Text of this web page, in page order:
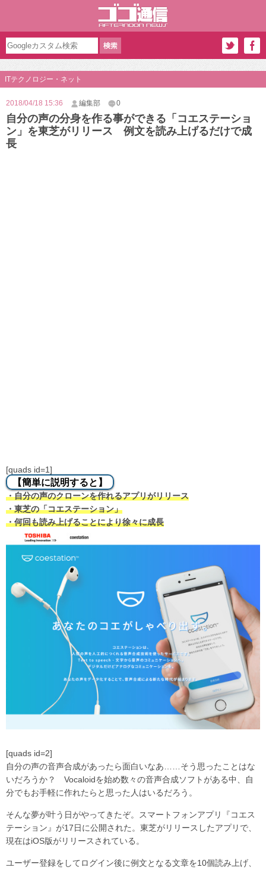
ITテクノロジー・ネット
2018/04/18 15:36 編集部 0
自分の声の分身を作る事ができる「コエステーショ
ン」を東芝がリリース 例文を読み上げるだけで成
長
[quads id=1]
【簡単に説明すると】
・自分の声のクローンを作れるアプリがリリース
・東芝の「コエステーション」
・何回も読み上げることにより徐々に成長
[quads id=2]
自分の声の音声合成があったら面白いなあ……そう思ったことはな
いだろうか？ Vocaloidを始め数々の音声合成ソフトがある中、自
分でもお手軽に作れたらと思った人はいるだろう。
そんな夢が叶う日がやってきたぞ。スマートフォンアプリ『コエス
テーション』が17日に公開された。東芝がリリースしたアプリで、
現在はiOS版がリリースされている。
ユーザー登録をしてログイン後に例文となる文章を10個読み上げ、